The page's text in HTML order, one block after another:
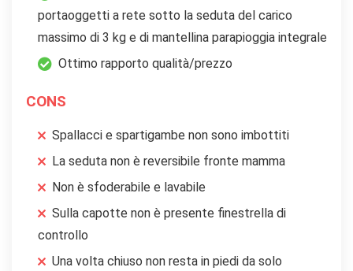
portaoggetti a rete sotto la seduta del carico
massimo di 3 kg e di mantellina parapioggia integrale
Ottimo rapporto qualità/prezzo
CONS
Spallacci e spartigambe non sono imbottiti
La seduta non è reversibile fronte mamma
Non è sfoderabile e lavabile
Sulla capotte non è presente finestrella di
controllo
Una volta chiuso non resta in piedi da solo